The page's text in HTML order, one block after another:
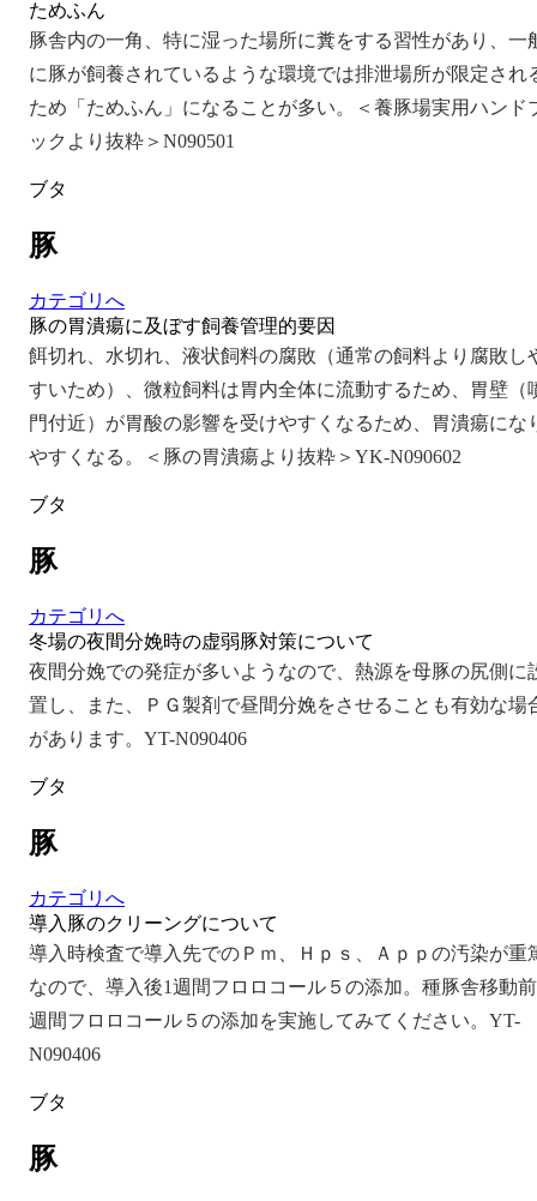
ためふん
豚舎内の一角、特に湿った場所に糞をする習性があり、一
に豚が飼養されているような環境では排泄場所が限定され
ため「ためふん」になることが多い。＜養豚場実用ハンド
ックより抜粋＞N090501
ブタ
豚
カテゴリへ
豚の胃潰瘍に及ぼす飼養管理的要因
餌切れ、水切れ、液状飼料の腐敗（通常の飼料より腐敗し
すいため）、微粒飼料は胃内全体に流動するため、胃壁（
門付近）が胃酸の影響を受けやすくなるため、胃潰瘍にな
やすくなる。＜豚の胃潰瘍より抜粋＞YK-N090602
ブタ
豚
カテゴリへ
冬場の夜間分娩時の虚弱豚対策について
夜間分娩での発症が多いようなので、熱源を母豚の尻側に
置し、また、ＰＧ製剤で昼間分娩をさせることも有効な場
があります。YT-N090406
ブタ
豚
カテゴリへ
導入豚のクリーングについて
導入時検査で導入先でのＰｍ、Ｈｐｓ、Ａｐｐの汚染が重
なので、導入後1週間フロロコール５の添加。種豚舎移動
週間フロロコール５の添加を実施してみてください。YT-
N090406
ブタ
豚